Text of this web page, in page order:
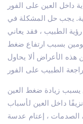
داخل العين على الفور
يجب حل المشكلة في
الطبيب ، فقد يعاني
بسبب ارتفاع ضغط
الأعراض ألا يحاول
زيادة ضغط العين
داخل العين لأسباب
الصدمات ، إعتام عدسة